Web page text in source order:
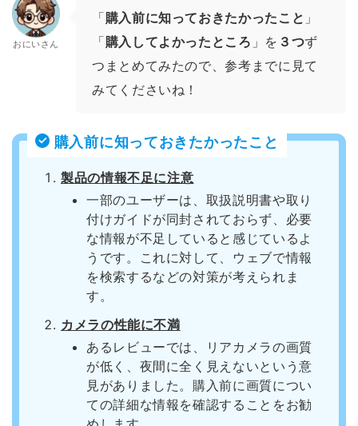
おにいさん
「購入前に知っておきたかったこと 」
「購入してよかったところ 」を ３つず
つまとめてみたので、参考までに見て
みてくださいね！
購入前に知っておきたかったこと
製品の情報不足に注意
一部のユーザーは、取扱説明書や取り
付けガイドが同封されておらず、必要
な情報が不足していると感じているよ
うです。これに対して、ウェブで情報
を検索するなどの対策が考えられま
す。
カメラの性能に不満
あるレビューでは、リアカメラの画質
が低く、夜間に全く見えないという意
見がありました。購入前に画質につい
ての詳細な情報を確認することをお勧